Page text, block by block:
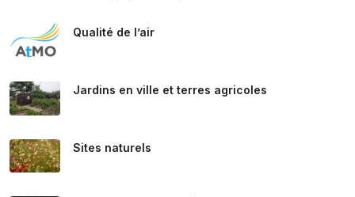
Qualité de l’air
Jardins en ville et terres agricoles
Sites naturels